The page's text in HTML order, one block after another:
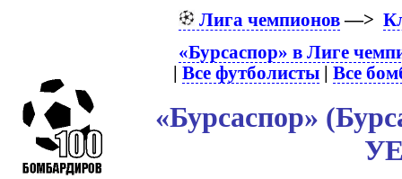
Лига чемпионов—>
«Бурсаспор» в Лиге
Все футболисты| Все
«Бурсаспор»